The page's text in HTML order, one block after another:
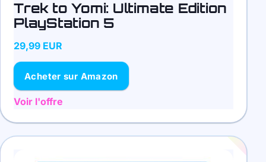
Trek to Yomi: Ultimate Edition
PlayStation 5
29,99 EUR
Acheter sur Amazon
Voir l'offre